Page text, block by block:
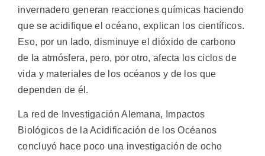
invernadero generan reacciones químicas haciendo
que se acidifique el océano, explican los científicos.
Eso, por un lado, disminuye el dióxido de carbono
de la atmósfera, pero, por otro, afecta los ciclos de
vida y materiales de los océanos y de los que
dependen de él.
La red de Investigación Alemana, Impactos
Biológicos de la Acidificación de los Océanos
concluyó hace poco una investigación de ocho